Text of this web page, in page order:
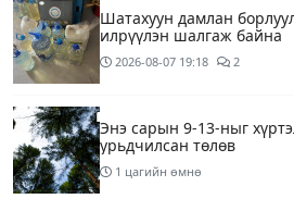
Шатахуун дамлан
илрүүлэн шалгаж байна
2026-08-07 19:18 2
Энэ сарын 9-13-ныг
урьдчилсан төлөв
1 цагийн өмнө